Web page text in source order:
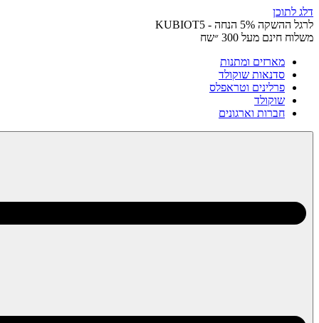
דלג לתוכן
לרגל ההשקה 5% הנחה - KUBIOT5
משלוח חינם מעל 300 ״שח
מארזים ומתנות
סדנאות שוקולד
פרלינים וטראפלס
שוקולד
חברות וארגונים